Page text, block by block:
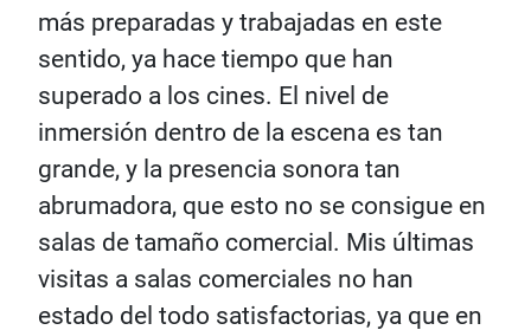
más preparadas y trabajadas en este
sentido, ya hace tiempo que han
superado a los cines. El nivel de
inmersión dentro de la escena es tan
grande, y la presencia sonora tan
abrumadora, que esto no se consigue en
salas de tamaño comercial. Mis últimas
visitas a salas comerciales no han
estado del todo satisfactorias, ya que en